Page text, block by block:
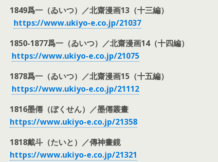
1849爲一（ゐいつ）／北齋漫画13（十三編）
https://www.ukiyo-e.co.jp/21037
1850-1877爲一（ゐいつ）／北齋漫画14（十四編）
https://www.ukiyo-e.co.jp/21075
1878爲一（ゐいつ）／北齋漫画15（十五編）
https://www.ukiyo-e.co.jp/21112
1816墨僊（ぼくせん）／墨僊叢畫
https://www.ukiyo-e.co.jp/21358
1818戴斗（たいと）／傳神畫鏡
https://www.ukiyo-e.co.jp/21321